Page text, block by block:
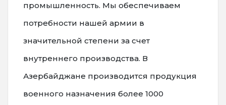
промышленность. Мы обеспечиваем
потребности нашей армии в
значительной степени за счет
внутреннего производства. В
Азербайджане производится продукция
военного назначения более 1000